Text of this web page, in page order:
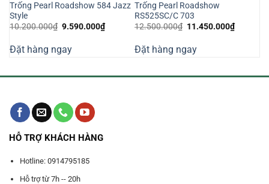
Trống Pearl Roadshow 584 Jazz
Style
10.200.000₫ Giá
10.200.000₫.
9.590.000₫Giá
hiện
9.590.000₫.
Đặt hàng ngay
Trống Pearl Roadshow
RS525SC/C 703
12.500.000₫ Giá
12.500.000₫.
11.450.000₫Giá
hiện
Đặt hàng ngay
HỖ TRỢ KHÁCH HÀNG
Hotline: 0914795185
Hỗ trợ từ 7h -- 20h